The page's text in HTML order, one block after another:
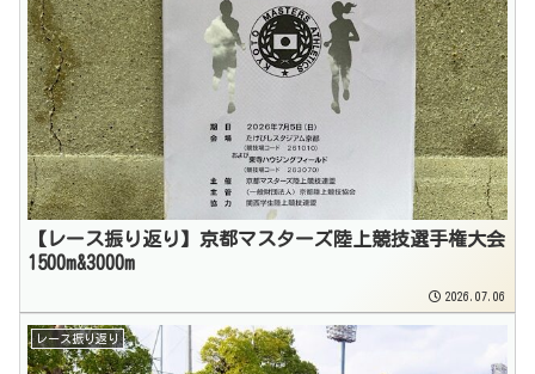
【レース振り返り】京都マスターズ陸上競技選手権大会
1500m&3000m
2026.07.06
レース振り返り